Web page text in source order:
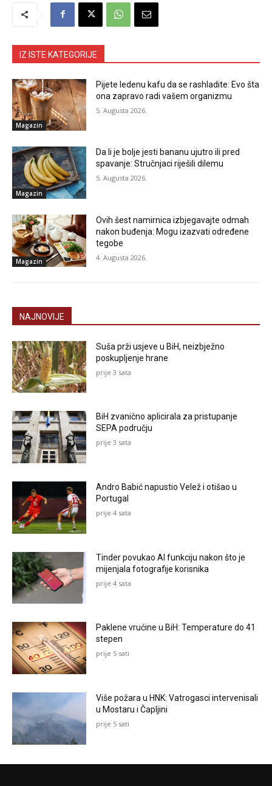
IZ ISTE KATEGORIJE
Magazin
Pijete ledenu kafu da se rashladite: Evo šta
ona zapravo radi vašem organizmu
5. Augusta 2026.
Magazin
Da li je bolje jesti bananu ujutro ili pred
spavanje: Stručnjaci riješili dilemu
5. Augusta 2026.
Magazin
Ovih šest namirnica izbjegavajte odmah
nakon buđenja: Mogu izazvati određene
tegobe
4. Augusta 2026.
NAJNOVIJE
Suša prži usjeve u BiH, neizbježno
poskupljenje hrane
prije 3 sata
BiH zvanično aplicirala za pristupanje
SEPA području
prije 3 sata
Andro Babić napustio Velež i otišao u
Portugal
prije 4 sata
Tinder povukao AI funkciju nakon što je
mijenjala fotografije korisnika
prije 4 sata
Paklene vrućine u BiH: Temperature do 41
stepen
prije 5 sati
Više požara u HNK: Vatrogasci intervenisali
u Mostaru i Čapljini
prije 5 sati